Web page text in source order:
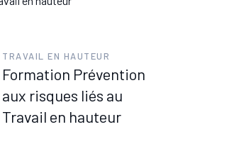
TRAVAIL EN HAUTEUR
Formation Prévention
aux risques liés au
Travail en hauteur